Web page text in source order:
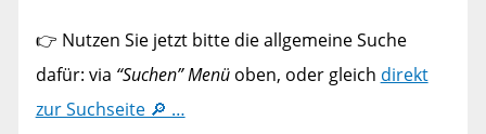
👉 Nutzen Sie jetzt bitte die allgemeine Suche
dafür: via “Suchen” Menüoben, oder gleich direkt
zur Suchseite 🔎 …